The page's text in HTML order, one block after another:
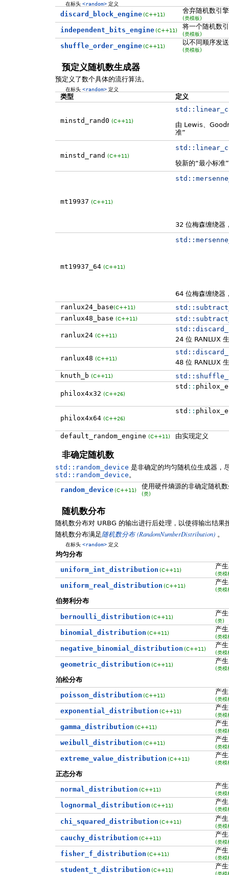
在标头<random> 定义
discard_block_engine (C++11) 舍弃随机数引
(类模板)
independent_bits_engine (C++11) 将一个随机数
(类模板)
shuffle_order_engine (C++11) 以不同顺序发
(类模板)
预定义随机数生成器
预定义了数个具体的流行算法。
在标头<random> 定义
类型 定义
minstd_rand0 (C++11)
std::
由 Lewis、
准”
minstd_rand (C++11)
std::
较新的“最小标
mt19937 (C++11)
std::
32 位梅森缠绕器
mt19937_64 (C++11)
std::
64 位梅森缠绕器
ranlux24_base(C++11) std::
ranlux48_base (C++11) std::
ranlux24 (C++11)
std::
24 位 RANLUX
ranlux48 (C++11)
std::
48 位 RANLUX
knuth_b (C++11) std::
philox4x32 (C++26)
std ::
philox4x64 (C++26)
std ::
default_random_engine (C++11) 由实现定义
非确定随机数
std::random_device 是非确定的均匀随机位生成器，
std::random_device 。
random_device (C++11) 使用硬件熵源的非确定随机
(类)
随机数分布
随机数分布对 URBG 的输出进行后处理，以使得输出结果
随机数分布满足随机数分布 (RandomNumberDistribution) 。
在标头<random> 定义
均匀分布
uniform_int_distribution (C++11) 产
(类模
uniform_real_distribution (C++11) 产
(类模
伯努利分布
bernoulli_distribution (C++11) 产生
(类)
binomial_distribution (C++11) 产生
(类模
negative_binomial_distribution (C++11) 产生
(类模
geometric_distribution (C++11) 产生
(类模
泊松分布
poisson_distribution (C++11) 产生
(类模
exponential_distribution (C++11) 产生
(类模
gamma_distribution (C++11) 产
(类模
weibull_distribution (C++11) 产生
(类模
extreme_value_distribution (C++11) 产生
(类模
正态分布
normal_distribution (C++11) 产生
(类模
lognormal_distribution (C++11) 产生
(类模
chi_squared_distribution (C++11) 产
(类模
cauchy_distribution (C++11) 产生
(类模
fisher_f_distribution (C++11) 产生
(类模
student_t_distribution (C++11) 产生
(类模